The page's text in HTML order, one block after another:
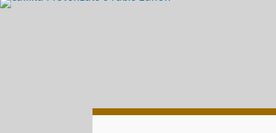
Destaques